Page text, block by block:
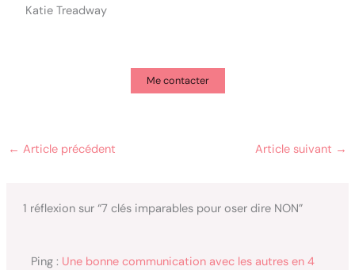
Katie Treadway
Me contacter
← Article précédent Article suivant →
1 réflexion sur “7 clés imparables pour oser dire NON”
Ping : Une bonne communication avec les autres en 4